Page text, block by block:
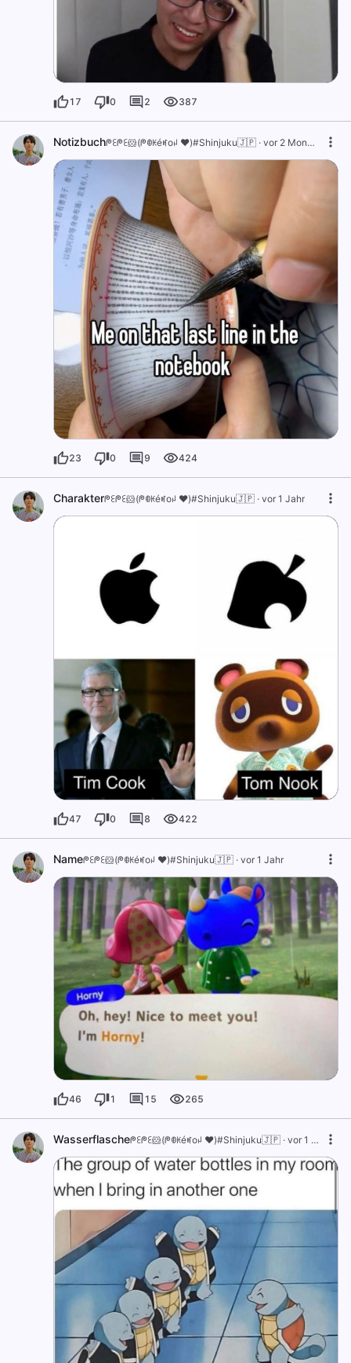
17 0 2 387
Notizbuchᖘꏂᖘꏂ🐹(ᖘꂦꀘéꎭoꈤ ❤️)#Shinjuku🇯🇵 · vor 2 Monaten
23 0 9 424
Charakterᖘꏂᖘꏂ🐹(ᖘꂦꀘéꎭoꈤ ❤️)#Shinjuku🇯🇵 · vor 1 Jahr
47 0 8 422
Nameᖘꏂᖘꏂ🐹(ᖘꂦꀘéꎭoꈤ ❤️)#Shinjuku🇯🇵 · vor 1 Jahr
46 1 15 265
Wasserflascheᖘꏂᖘꏂ🐹(ᖘꂦꀘéꎭoꈤ ❤️)#Shinjuku🇯🇵 · vor 1 Jahr